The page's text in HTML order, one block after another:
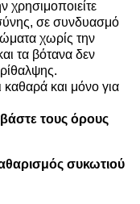
χρησιμοποιείτε
σε συνδυασμό
χωρίς την
τα βότανα δεν
καθαρά και μόνο για
τους όρους
συκωτιού